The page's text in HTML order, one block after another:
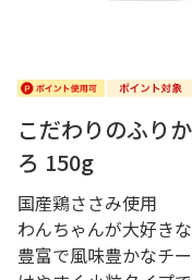
こだわりのふり
ろ 150g
国産鶏ささみ使用
わんちゃんが大好き
豊富で風味豊かなチ